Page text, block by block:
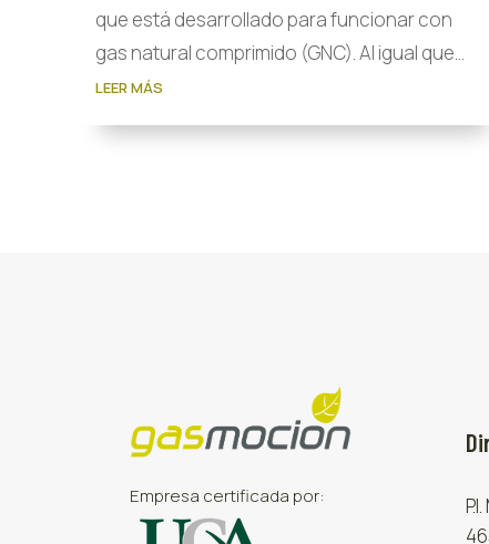
que está desarrollado para funcionar con
gas natural comprimido (GNC). Al igual que...
LEER MÁS
Empresa certificada por: